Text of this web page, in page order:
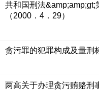
共和国刑法&amp;amp;gt;
（2000．4．29）
贪污罪的犯罪构成及量刑
两高关于办理贪污贿赂刑